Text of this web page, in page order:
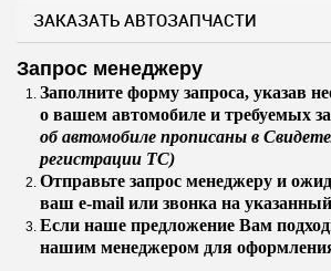
ЗАКАЗАТЬ АВТОЗАПЧАСТИ
Запрос менеджеру
Заполните форму запроса, указав
о вашем автомобиле и требуемых
об автомобиле прописаны в
регистрации ТС)
Отправьте запрос менеджеру и
ваш e-mail или звонка на
Если наше предложение Вам
нашим менеджером для оформления